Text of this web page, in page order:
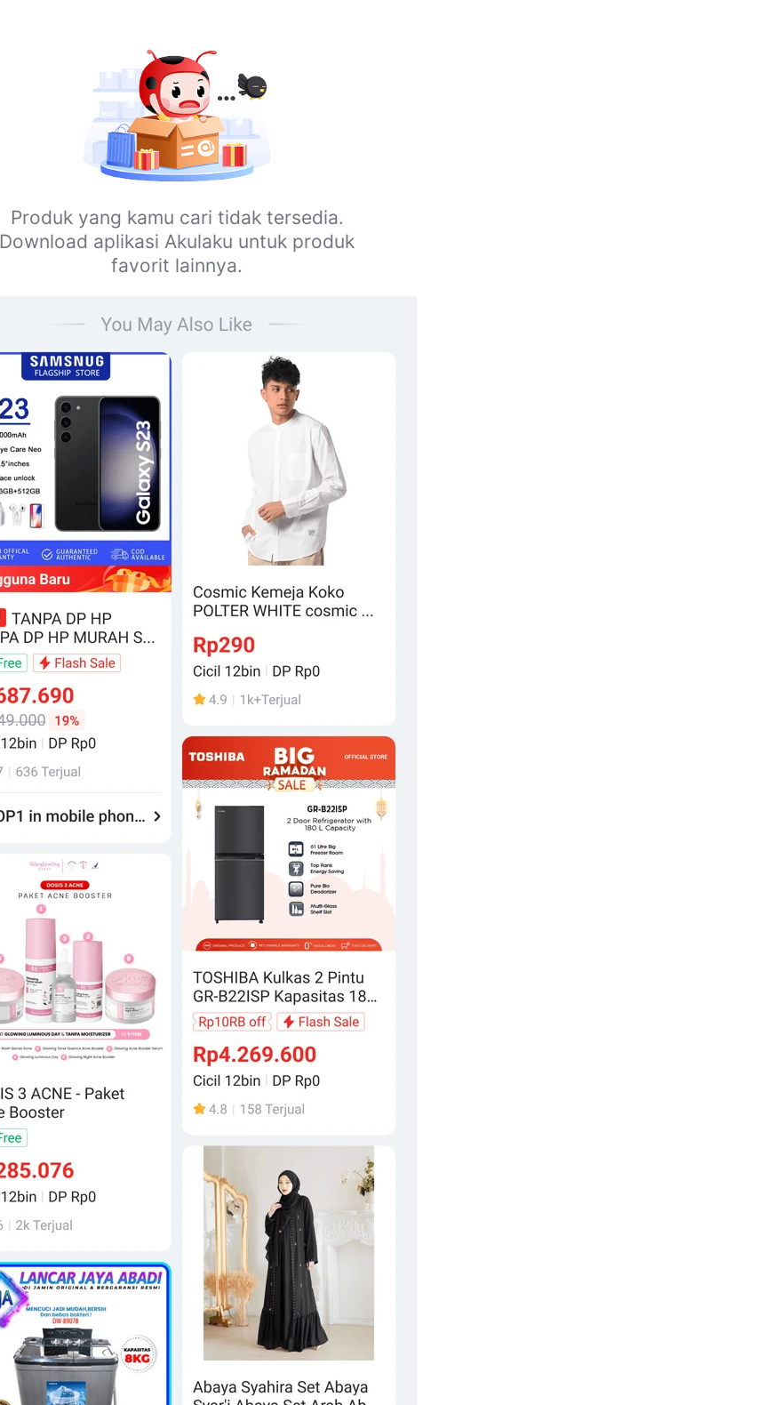
Produk yang kamu cari tidak tersedia.
Download aplikasi Akulaku untuk produk
favorit lainnya.